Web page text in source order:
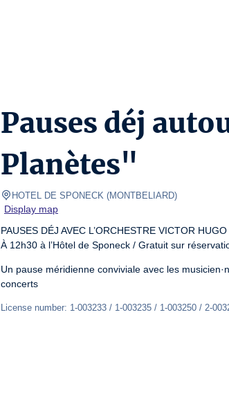
Pauses déj
Planètes"
HOTEL DE SPONECK (MONTBELIARD)
Display map
PAUSES DÉJ AVEC L’ORCHESTRE VICTOR HUGO
À 12h30 à l’Hôtel de Sponeck / Gratuit sur
Un pause méridienne conviviale avec les
concerts
License number: 1-003233 / 1-003235 / 1-003250 / 2-